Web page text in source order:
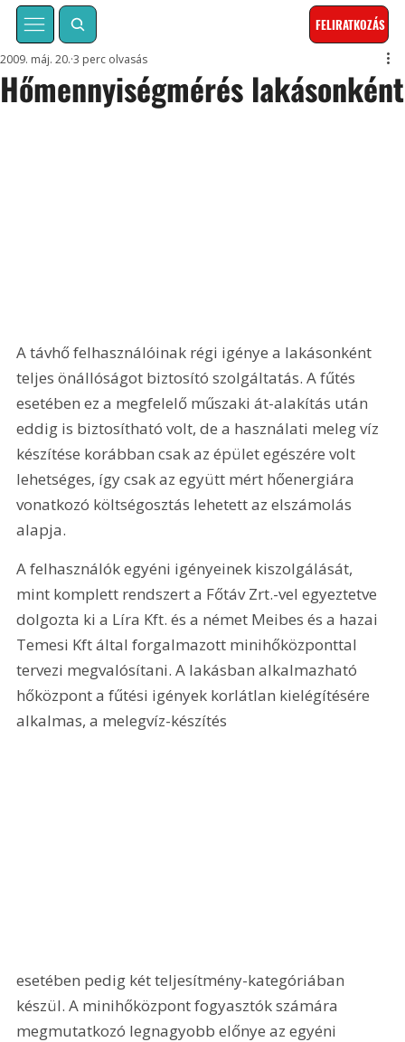
FELIRATKOZÁS
Hőmennyiségmérés lakásonként
2009. máj. 20. 3 perc olvasás
A távhő felhasználóinak régi igénye a lakásonként
teljes önállóságot biztosító szolgáltatás. A fűtés
esetében ez a megfelelő műszaki át-alakítás után
eddig is biztosítható volt, de a használati meleg víz
készítése korábban csak az épület egészére volt
lehetséges, így csak az együtt mért hőenergiára
vonatkozó költségosztás lehetett az elszámolás
alapja.
A felhasználók egyéni igényeinek kiszolgálását,
mint komplett rendszert a Főtáv Zrt.-vel egyeztetve
dolgozta ki a Líra Kft. és a német Meibes és a hazai
Temesi Kft által forgalmazott minihőközponttal
tervezi megvalósítani. A lakásban alkalmazható
hőközpont a fűtési igények korlátlan kielégítésére
alkalmas, a melegvíz-készítés
esetében pedig két teljesítmény-kategóriában
készül. A minihőközpont fogyasztók számára
megmutatkozó legnagyobb előnye az egyéni